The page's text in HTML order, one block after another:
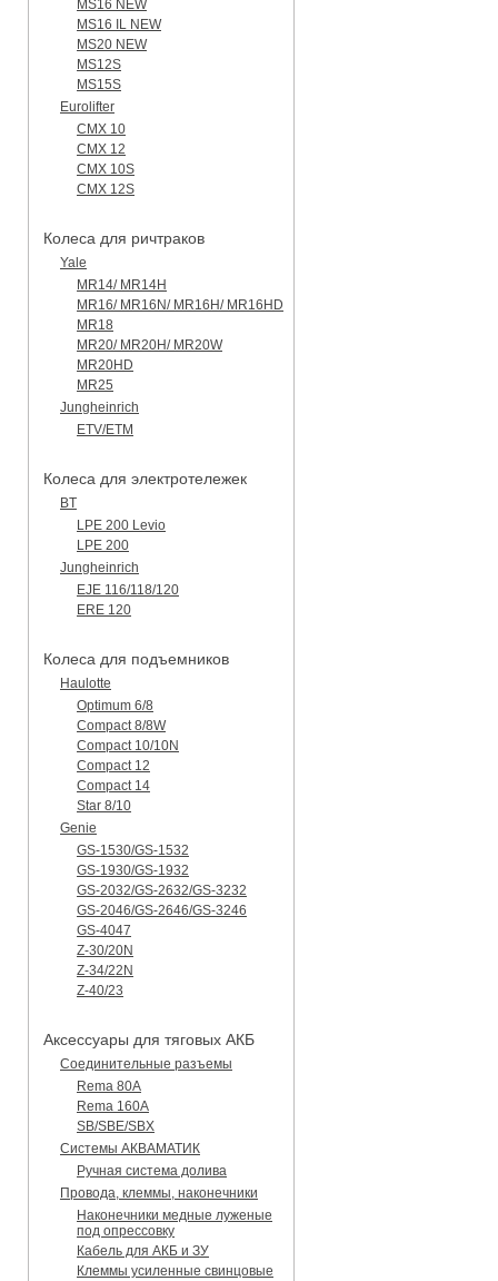
MS16 NEW
MS16 IL NEW
MS20 NEW
MS12S
MS15S
Eurolifter
CMX 10
CMX 12
CMX 10S
CMX 12S
Колеса для ричтраков
Yale
MR14/ MR14H
MR16/ MR16N/ MR16H/ MR16HD
MR18
MR20/ MR20H/ MR20W
MR20HD
MR25
Jungheinrich
ETV/ETM
Колеса для электротележек
BT
LPE 200 Levio
LPE 200
Jungheinrich
EJE 116/118/120
ERE 120
Колеса для подъемников
Haulotte
Optimum 6/8
Compact 8/8W
Compact 10/10N
Compact 12
Compact 14
Star 8/10
Genie
GS-1530/GS-1532
GS-1930/GS-1932
GS-2032/GS-2632/GS-3232
GS-2046/GS-2646/GS-3246
GS-4047
Z-30/20N
Z-34/22N
Z-40/23
Аксессуары для тяговых АКБ
Соединительные разъемы
Rema 80A
Rema 160A
SB/SBE/SBX
Системы АКВАМАТИК
Ручная система долива
Провода, клеммы, наконечники
Наконечники медные луженые
под опрессовку
Кабель для АКБ и ЗУ
Клеммы усиленные свинцовые